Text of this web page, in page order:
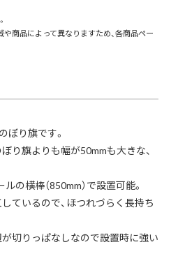
商品によって異なりますため、各商品ペー
ぼり旗です。
り旗よりも幅が50mmも大きな、
の横棒（850mm）で設置可能。
ているので、ほつれづらく長持ち
切りっぱなしなので設置時に強い